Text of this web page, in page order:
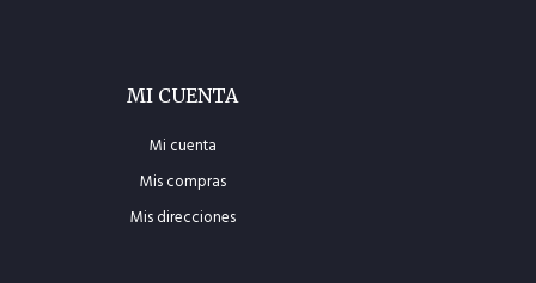
MI CUENTA
Mi cuenta
Mis compras
Mis direcciones